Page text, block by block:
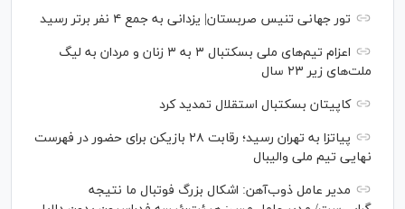
تور جهانی تنیس صربستان| یزدانی به جمع ۴ نفر برتر رسید
اعزام تیم‌های ملی بسکتبال ۳ به ۳ زنان و مردان به لیگ
ملت‌های زیر ۲۳ سال
کاپیتان بسکتبال استقلال تمدید کرد
پیاتزا به تهران رسید؛ رقابت ۲۸ بازیکن برای حضور در فهرست
نهایی تیم ملی والیبال
مدیر عامل ذوب‌آهن: اشکال بزرگ فوتبال ما نتیجه